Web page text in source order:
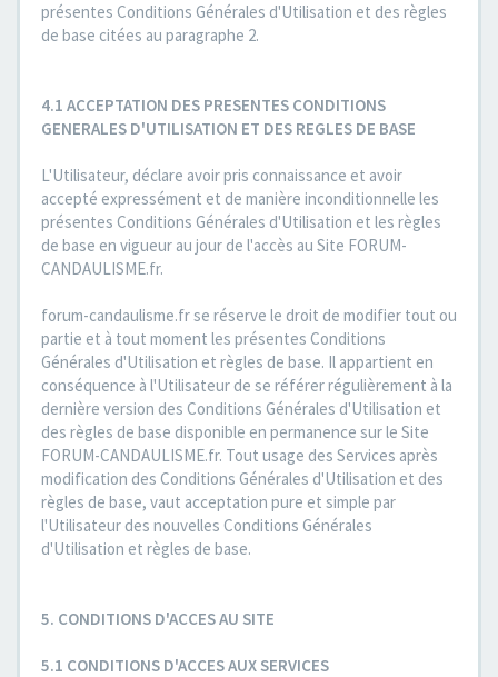
présentes Conditions Générales d'Utilisation et des règles
de base citées au paragraphe 2.
4.1 ACCEPTATION DES PRESENTES CONDITIONS
GENERALES D'UTILISATION ET DES REGLES DE BASE
L'Utilisateur, déclare avoir pris connaissance et avoir
accepté expressément et de manière inconditionnelle les
présentes Conditions Générales d'Utilisation et les règles
de base en vigueur au jour de l'accès au Site FORUM-
CANDAULISME.fr.
forum-candaulisme.fr se réserve le droit de modifier tout ou
partie et à tout moment les présentes Conditions
Générales d'Utilisation et règles de base. Il appartient en
conséquence à l'Utilisateur de se référer régulièrement à la
dernière version des Conditions Générales d'Utilisation et
des règles de base disponible en permanence sur le Site
FORUM-CANDAULISME.fr. Tout usage des Services après
modification des Conditions Générales d'Utilisation et des
règles de base, vaut acceptation pure et simple par
l'Utilisateur des nouvelles Conditions Générales
d'Utilisation et règles de base.
5. CONDITIONS D'ACCES AU SITE
5.1 CONDITIONS D'ACCES AUX SERVICES